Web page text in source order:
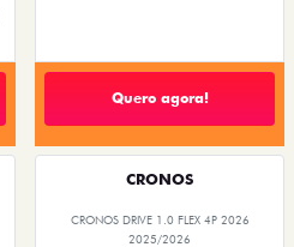
Quero agora!
CRONOS
CRONOS DRIVE 1.0 FLEX 4P 2026
2025/2026